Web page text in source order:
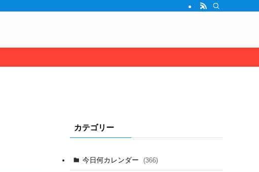
カテゴリー
今日何カレンダー (366)